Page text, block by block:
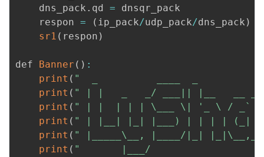
    dns_pack
. qd = dnsqr_pack
    respon
= ( ip_pack/udp_pack/dns_pack )
sr1 ( respon )
def Banner ( ) :
print ( "  _          ____  _
print ( " | |   _   _/ ___|| |__   __ _
print ( " | |  | | | \___ \| '_ \ / _`
print ( " | |__| |_| |___) | | | | (_|
print ( " |_____\__, |____/|_|
print ( "       |___/